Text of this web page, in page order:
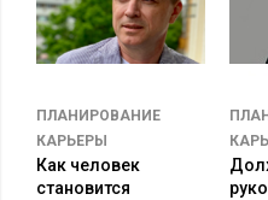
Стажировка не только
тебе это». Сотрудники
Конгрессе только чтобы
HPДжобса
.
компании настолько
ПЛАНИРОВАНИЕ
КАРЬЕРЫ
Как человек
становится